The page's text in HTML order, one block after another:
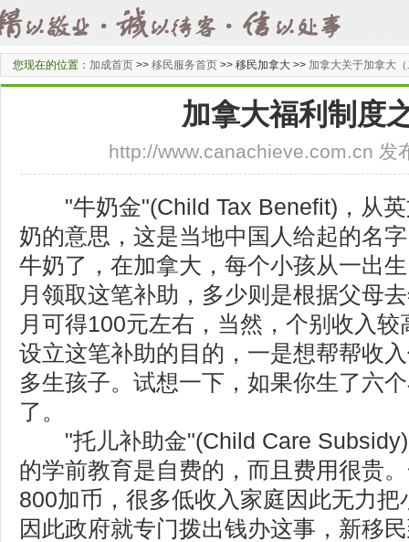
您现在的位置： 加成首页 >> 移民服务首页 >> 移民加拿大 >> 加拿大关于加拿大
加拿大福利制度
http://www.canachieve.com.cn 发
"牛奶金"(Child Tax Benefit)，从英
奶的意思，这是当地中国人给起的名
牛奶了，在加拿大，每个小孩从一出
月领取这笔补助，多少则是根据父母
月可得100元左右，当然，个别收入
设立这笔补助的目的，一是想帮帮收
多生孩子。试想一下，如果你生了六
了。
"托儿补助金"(Child Care Subsidy)
的学前教育是自费的，而且费用很贵
800加币，很多低收入家庭因此无力
因此政府就专门拨出钱办这事，新移